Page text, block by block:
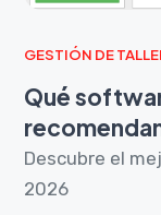
GESTIÓN DE
Qué
Descubre el
2026